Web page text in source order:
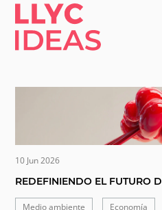
LLYC IDEAS.
10 Jun 2026
REDEFINIENDO EL FUTURO
Medio ambiente Economía